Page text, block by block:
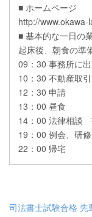
■ ホームページ
http://www.okawa-
■ 基本的な一日の
起床後、朝食の準
09：30 事務所に
10：30 不動産取
12：30 申請
13：00 昼食
14：00 法律相談
19：00 例会、研
22：00 帰宅
司法書士試験合格 先